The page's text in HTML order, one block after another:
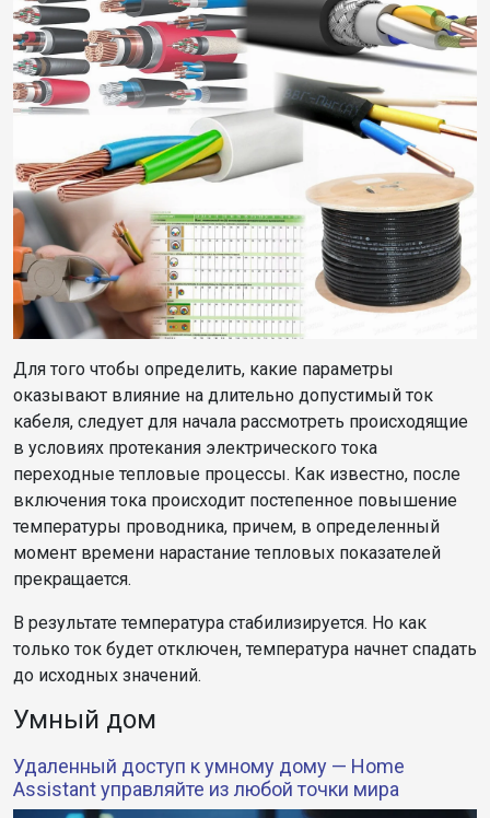
Для того чтобы определить, какие параметры
оказывают влияние на длительно допустимый ток
кабеля, следует для начала рассмотреть происходящие
в условиях протекания электрического тока
переходные тепловые процессы. Как известно, после
включения тока происходит постепенное повышение
температуры проводника, причем, в определенный
момент времени нарастание тепловых показателей
прекращается.
В результате температура стабилизируется. Но как
только ток будет отключен, температура начнет спадать
до исходных значений.
Умный дом
Удаленный доступ к умному дому — Home
Assistant управляйте из любой точки мира